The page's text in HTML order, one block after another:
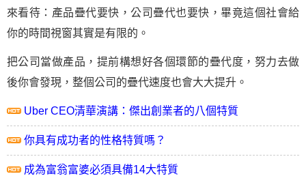
來看待：產品疊代要快，公司疊代也要快，畢竟這個社會給
你的時間視窗其實是有限的。
把公司當做產品，提前構想好各個環節的疊代度，努力去做
後你會發現，整個公司的疊代速度也會大大提升。
Uber CEO清華演講：傑出創業者的八個特質
你具有成功者的性格特質嗎？
成為富翁富婆必須具備14大特質